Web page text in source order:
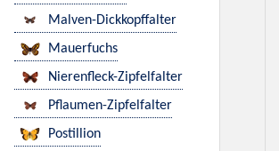
Malven-Dickkopffalter
Mauerfuchs
Nierenfleck-Zipfelfalter
Pflaumen-Zipfelfalter
Postillion